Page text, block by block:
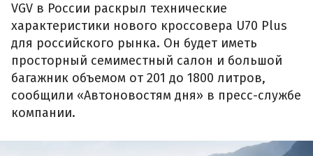
VGV в России раскрыл технические
характеристики нового кроссовера U70 Plus
для российского рынка. Он будет иметь
просторный семиместный салон и большой
багажник объемом от 201 до 1800 литров,
сообщили «Автоновостям дня» в пресс-службе
компании.